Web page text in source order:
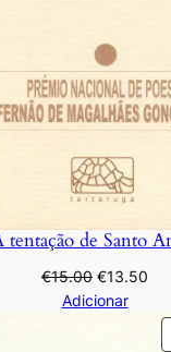
tentação de Santo
€15.00 O
preço
€13.50
Adicionar